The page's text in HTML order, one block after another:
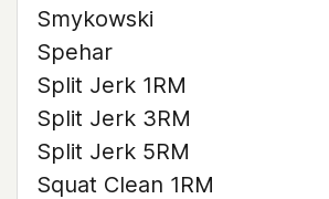
Smykowski
Spehar
Split Jerk 1RM
Split Jerk 3RM
Split Jerk 5RM
Squat Clean 1RM